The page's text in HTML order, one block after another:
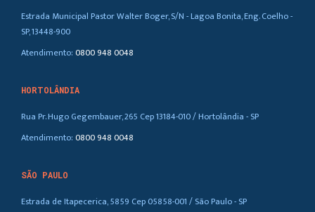
Estrada Municipal Pastor Walter Boger, S/N - Lagoa Bonita, Eng. Coelho -
SP, 13448-900
Atendimento:0800 948 0048
HORTOLÂNDIA
Rua Pr. Hugo Gegembauer, 265 Cep 13184-010 / Hortolândia - SP
Atendimento:0800 948 0048
SÃO PAULO
Estrada de Itapecerica, 5859 Cep 05858-001 / São Paulo - SP